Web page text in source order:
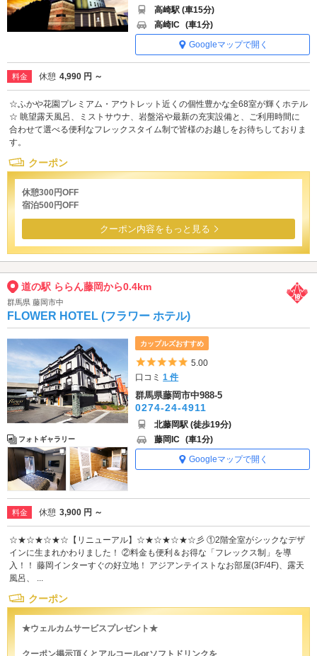
高崎駅 (車15分)
高崎IC (車1分)
Googleマップで開く
料金 休憩 4,990 円 ～
☆ふかや花園プレミアム・アウトレット近くの個性豊かな全68室が輝くホテル
☆ 眺望露天風呂、ミストサウナ、岩盤浴や最新の充実設備と、ご利用時間に
合わせて選べる便利なフレックスタイム制で皆様のお越しをお待ちしておりま
す。
クーポン
休憩300円OFF
宿泊500円OFF
クーポン内容をもっと見る
道の駅 ららん藤岡から0.4km
群馬県 藤岡市中
FLOWER HOTEL (フラワー ホテル)
フォトギャラリー
カップルズおすすめ
5つ星のうち5
5.00
口コミ1 件
群馬県藤岡市中988-5
0274-24-4911
北藤岡駅 (徒歩19分)
藤岡IC (車1分)
Googleマップで開く
料金 休憩 3,900 円 ～
☆★☆★☆★☆【リニューアル】☆★☆★☆★☆彡 ①2階全室がシックなデザ
インに生まれかわりました！ ②料金も便利＆お得な「フレックス制」を導
入！！ 藤岡インターすぐの好立地！ アジアンテイストなお部屋(3F/4F)、露天
風呂、 ...
クーポン
★ウェルカムサービスプレゼント★
クーポン掲示頂くとアルコールorソフトドリンクを